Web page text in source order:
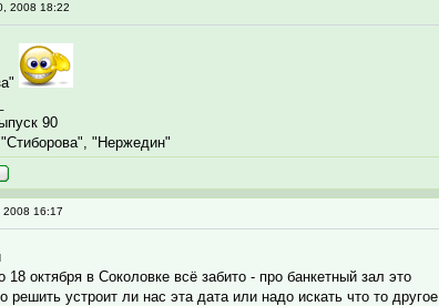
2008 18:22
90
"Нержедин"
2008 16:17
18 октября в Соколовке всё забито - про банкетный зал это
решить устроит ли нас эта дата или надо искать что то другое